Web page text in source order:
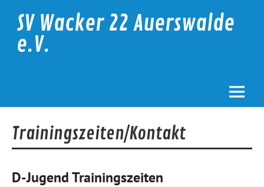
contentSV Wacker 22 Auerswalde
e.V.
Trainingszeiten/Kontakt
D-Jugend Trainingszeiten